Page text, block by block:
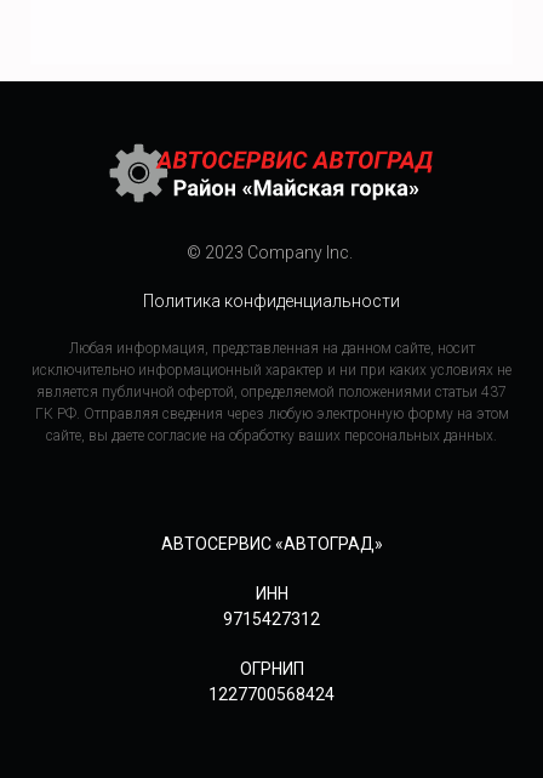
© 2023 Company Inc.
Политика конфиденциальности
Любая информация, представленная на данном сайте, носит
исключительно информационный характер и ни при каких условиях не
является публичной офертой, определяемой положениями статьи 437
ГК РФ. Отправляя сведения через любую электронную форму на этом
сайте, вы даете согласие на обработку ваших персональных данных.
АВТОСЕРВИС «АВТОГРАД»
ИНН
9715427312
ОГРНИП
1227700568424